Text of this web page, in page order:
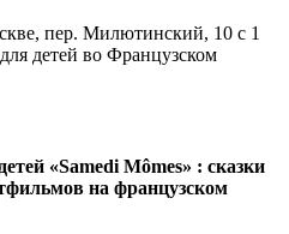
пер. Милютинский, 10 с 1
«Samedi Mômes» : сказки
на французском